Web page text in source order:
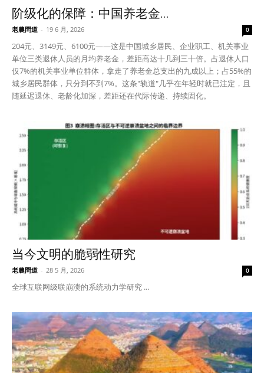
阶级化的保障：中国养老金...
老農問道 - 19 6 月, 2026 0
204元、3149元、6100元——这是中国城乡居民、企业职工、机关事业
单位三类退休人员的月均养老金，差距高达十几到三十倍。占退休人口
仅7%的机关事业单位群体，拿走了养老金总支出的九成以上；占55%的
城乡居民群体，只分到不到7%。这条"轨道"几乎在年轻时就已注定，且
随延迟退休、老龄化加深，差距还在代际传递、持续固化。
当今文明的脆弱性研究
老農問道 - 28 5 月, 2026 0
全球互联网级联崩溃的系统动力学研究 ...